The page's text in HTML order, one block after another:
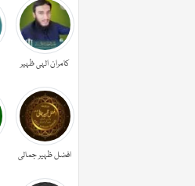
کامران الہی ظہیر
افضل ظہیر جمالی